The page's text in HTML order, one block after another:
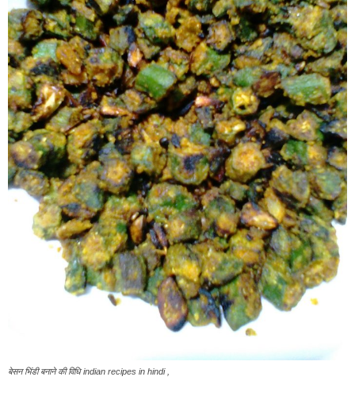
बेसन भिंडी बनाने की विधि indian recipes in hindi ,